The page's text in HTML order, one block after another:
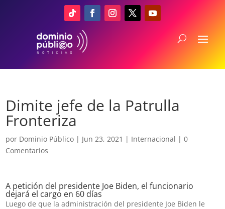
Dimite jefe de la Patrulla
Fronteriza
por Dominio Público | Jun 23, 2021 | Internacional |0
Comentarios
A petición del presidente Joe Biden, el funcionario
dejará el cargo en 60 días
Luego de que la administración del presidente Joe Biden le